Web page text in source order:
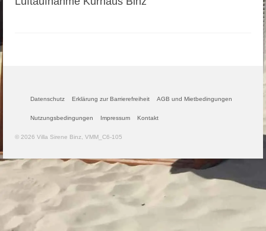
Datenschutz Erklärung zur Barrierefreiheit AGB und Mietbedingungen
Nutzungsbedingungen Impressum Kontakt
© 2026 Villa Sirene Binz, VMM_C6-105